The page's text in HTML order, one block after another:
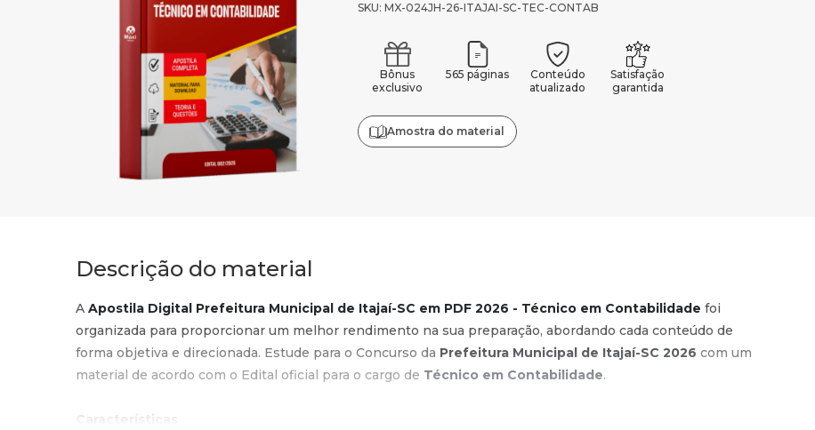
SKU: MX-024JH-26-ITAJAI-SC-TEC-CONTAB
Bônus
exclusivo
565 páginas
Conteúdo
atualizado
Satisfação
garantida
Amostra do material
Descrição do material
A Apostila Digital Prefeitura Municipal de Itajaí-SC em PDF 2026 - Técnico em Contabilidade foi
organizada para proporcionar um melhor rendimento na sua preparação, abordando cada conteúdo de
forma objetiva e direcionada. Estude para o Concurso da Prefeitura Municipal de Itajaí-SC 2026 com um
material de acordo com o Edital oficial para o cargo de Técnico em Contabilidade.
Características